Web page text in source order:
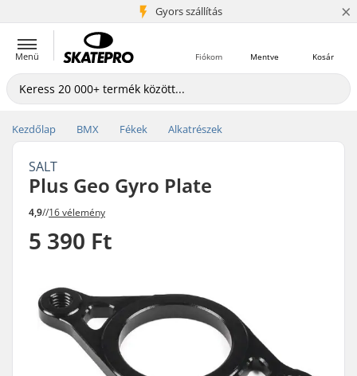
Gyors szállítás
5+ millió ügyfél ×
Menü Kosár
Mentve
Fiókom
Kezdőlap BMX Fékek Alkatrészek
SALT
Plus Geo Gyro Plate
4,9//16 vélemény
5 390 Ft